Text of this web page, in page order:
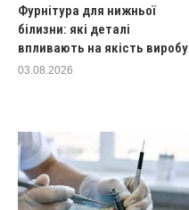
Фурнітура для нижньої
білизни: які деталі
впливають на якість виробу
03.08.2026